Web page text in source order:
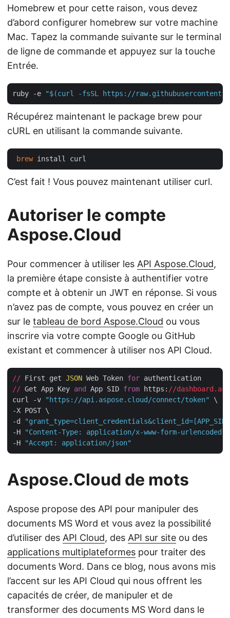
Homebrew et pour cette raison, vous devez
d’abord configurer homebrew sur votre machine
Mac. Tapez la commande suivante sur le terminal
de ligne de commande et appuyez sur la touche
Entrée.
ruby -e "$(curl -fsSL https://
Récupérez maintenant le package brew pour
cURL en utilisant la commande suivante.
brew
C’est fait ! Vous pouvez maintenant utiliser curl.
Autoriser le compte
Aspose.Cloud
Pour commencer à utiliser les API Aspose.Cloud,
la première étape consiste à authentifier votre
compte et à obtenir un JWT en réponse. Si vous
n’avez pas de compte, vous pouvez en créer un
sur le tableau de bord Aspose.Cloud ou vous
inscrire via votre compte Google ou GitHub
existant et commencer à utiliser nos API Cloud.
// First get JSON Web Token for
// Get App Key and App SID from https: //
curl -v
"https://api.aspose.cloud/connect/token"
\
-X POST \
-d
-H
"Content-Type: application/x-www-form-urlencoded"
-H
"Accept: application/json"
Aspose.Cloud de mots
Aspose propose des API pour manipuler des
documents MS Word et vous avez la possibilité
d’utiliser des API Cloud, des API sur site ou des
applications multiplateformes pour traiter des
documents Word. Dans ce blog, nous avons mis
l’accent sur les API Cloud qui nous offrent les
capacités de créer, de manipuler et de
transformer des documents MS Word dans le